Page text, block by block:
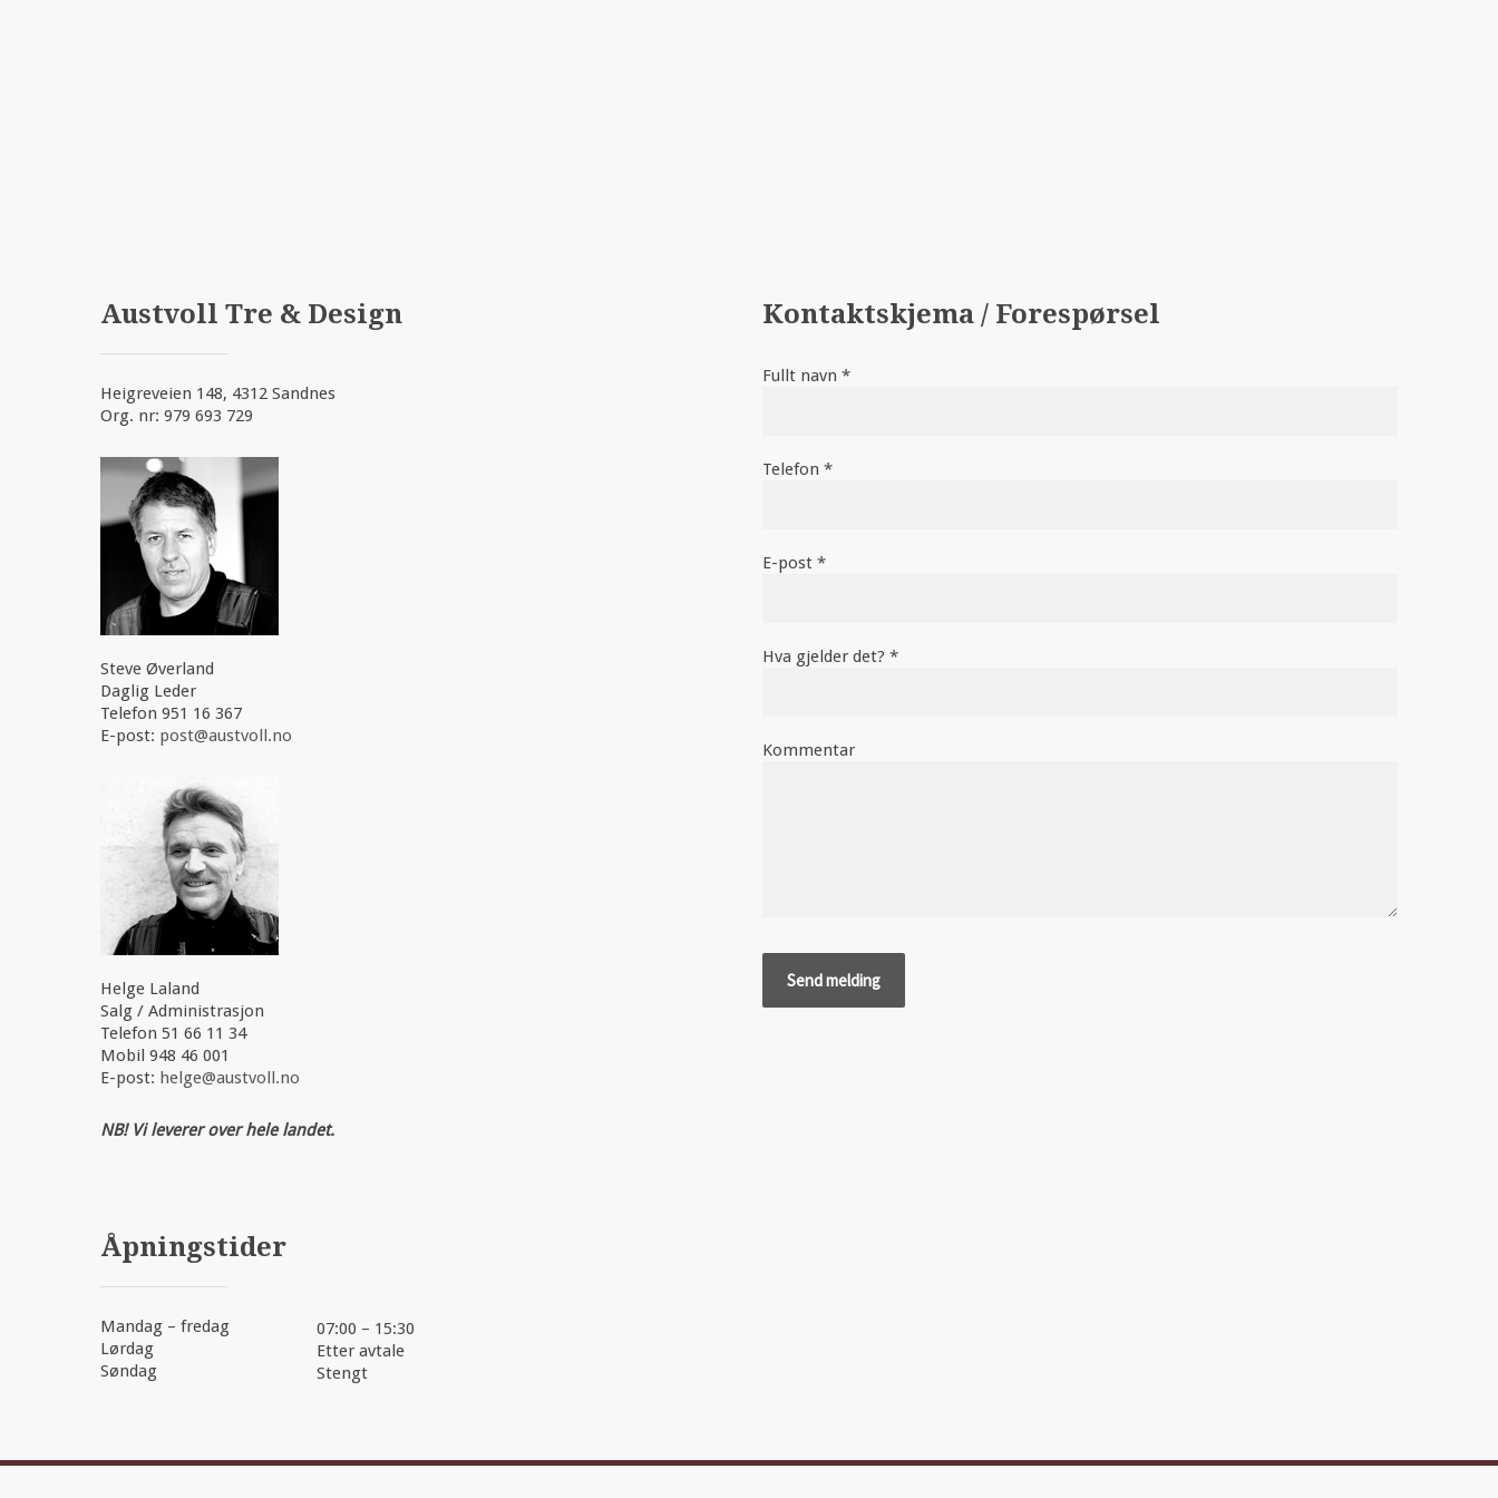
Austvoll Tre & Design
Heigreveien 148, 4312 Sandnes
Org. nr: 979 693 729
Steve Øverland
Daglig Leder
Telefon 951 16 367
E-post: post@austvoll.no
Helge Laland
Salg / Administrasjon
Telefon 51 66 11 34
Mobil 948 46 001
E-post: helge@austvoll.no
NB! Vi leverer over hele landet.
Åpningstider
Mandag – fredag
Lørdag
Søndag
07:00 – 15:30
Etter avtale
Stengt
Kontaktskjema / Forespørsel
Fullt navn *
Telefon *
E-post *
Hva gjelder det? *
Kommentar